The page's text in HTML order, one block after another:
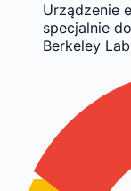
Urządzenie
specjalnie
Berkeley Lab